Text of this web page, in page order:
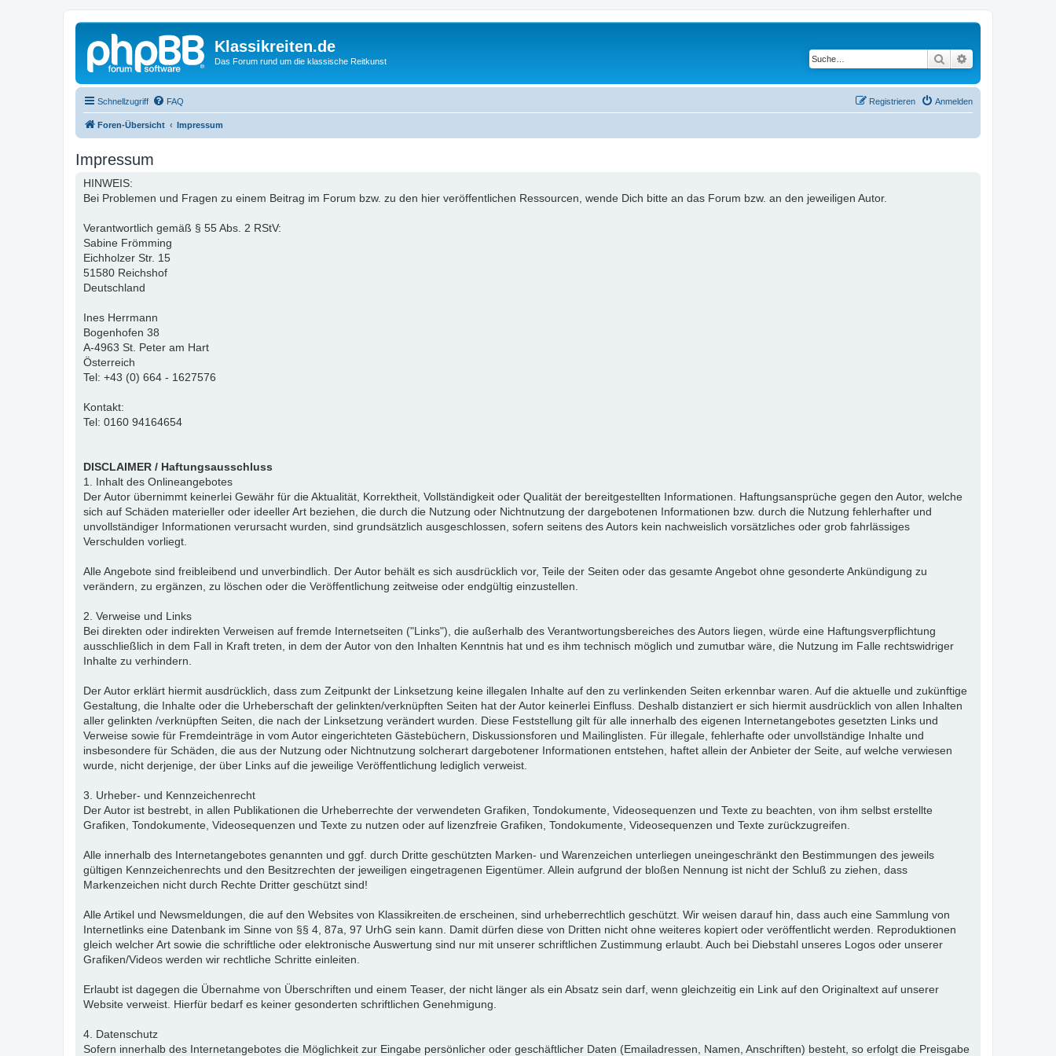
Klassikreiten.de
Das Forum rund um die klassische Reitkunst Suche
Schnellzugriff FAQ Anmelden
Registrieren
Foren-Übersicht Impressum
Impressum
HINWEIS:
Bei Problemen und Fragen zu einem Beitrag im Forum bzw. zu den hier veröffentlichen Ressourcen, wende Dich bitte an das Forum bzw. an den jeweiligen Autor.
Verantwortlich gemäß § 55 Abs. 2 RStV:
Sabine Frömming
Eichholzer Str. 15
51580 Reichshof
Deutschland
Ines Herrmann
Bogenhofen 38
A-4963 St. Peter am Hart
Österreich
Tel: +43 (0) 664 - 1627576
Kontakt:
Tel: 0160 94164654
DISCLAIMER / Haftungsausschluss
1. Inhalt des Onlineangebotes
Der Autor übernimmt keinerlei Gewähr für die Aktualität, Korrektheit, Vollständigkeit oder Qualität der bereitgestellten Informationen. Haftungsansprüche gegen den Autor, welche
sich auf Schäden materieller oder ideeller Art beziehen, die durch die Nutzung oder Nichtnutzung der dargebotenen Informationen bzw. durch die Nutzung fehlerhafter und
unvollständiger Informationen verursacht wurden, sind grundsätzlich ausgeschlossen, sofern seitens des Autors kein nachweislich vorsätzliches oder grob fahrlässiges
Verschulden vorliegt.
Alle Angebote sind freibleibend und unverbindlich. Der Autor behält es sich ausdrücklich vor, Teile der Seiten oder das gesamte Angebot ohne gesonderte Ankündigung zu
verändern, zu ergänzen, zu löschen oder die Veröffentlichung zeitweise oder endgültig einzustellen.
2. Verweise und Links
Bei direkten oder indirekten Verweisen auf fremde Internetseiten ("Links"), die außerhalb des Verantwortungsbereiches des Autors liegen, würde eine Haftungsverpflichtung
ausschließlich in dem Fall in Kraft treten, in dem der Autor von den Inhalten Kenntnis hat und es ihm technisch möglich und zumutbar wäre, die Nutzung im Falle rechtswidriger
Inhalte zu verhindern.
Der Autor erklärt hiermit ausdrücklich, dass zum Zeitpunkt der Linksetzung keine illegalen Inhalte auf den zu verlinkenden Seiten erkennbar waren. Auf die aktuelle und zukünftige
Gestaltung, die Inhalte oder die Urheberschaft der gelinkten/verknüpften Seiten hat der Autor keinerlei Einfluss. Deshalb distanziert er sich hiermit ausdrücklich von allen Inhalten
aller gelinkten /verknüpften Seiten, die nach der Linksetzung verändert wurden. Diese Feststellung gilt für alle innerhalb des eigenen Internetangebotes gesetzten Links und
Verweise sowie für Fremdeinträge in vom Autor eingerichteten Gästebüchern, Diskussionsforen und Mailinglisten. Für illegale, fehlerhafte oder unvollständige Inhalte und
insbesondere für Schäden, die aus der Nutzung oder Nichtnutzung solcherart dargebotener Informationen entstehen, haftet allein der Anbieter der Seite, auf welche verwiesen
wurde, nicht derjenige, der über Links auf die jeweilige Veröffentlichung lediglich verweist.
3. Urheber- und Kennzeichenrecht
Der Autor ist bestrebt, in allen Publikationen die Urheberrechte der verwendeten Grafiken, Tondokumente, Videosequenzen und Texte zu beachten, von ihm selbst erstellte
Grafiken, Tondokumente, Videosequenzen und Texte zu nutzen oder auf lizenzfreie Grafiken, Tondokumente, Videosequenzen und Texte zurückzugreifen.
Alle innerhalb des Internetangebotes genannten und ggf. durch Dritte geschützten Marken- und Warenzeichen unterliegen uneingeschränkt den Bestimmungen des jeweils
gültigen Kennzeichenrechts und den Besitzrechten der jeweiligen eingetragenen Eigentümer. Allein aufgrund der bloßen Nennung ist nicht der Schluß zu ziehen, dass
Markenzeichen nicht durch Rechte Dritter geschützt sind!
Alle Artikel und Newsmeldungen, die auf den Websites von Klassikreiten.de erscheinen, sind urheberrechtlich geschützt. Wir weisen darauf hin, dass auch eine Sammlung von
Internetlinks eine Datenbank im Sinne von §§ 4, 87a, 97 UrhG sein kann. Damit dürfen diese von Dritten nicht ohne weiteres kopiert oder veröffentlicht werden. Reproduktionen
gleich welcher Art sowie die schriftliche oder elektronische Auswertung sind nur mit unserer schriftlichen Zustimmung erlaubt. Auch bei Diebstahl unseres Logos oder unserer
Grafiken/Videos werden wir rechtliche Schritte einleiten.
Erlaubt ist dagegen die Übernahme von Überschriften und einem Teaser, der nicht länger als ein Absatz sein darf, wenn gleichzeitig ein Link auf den Originaltext auf unserer
Website verweist. Hierfür bedarf es keiner gesonderten schriftlichen Genehmigung.
4. Datenschutz
Sofern innerhalb des Internetangebotes die Möglichkeit zur Eingabe persönlicher oder geschäftlicher Daten (Emailadressen, Namen, Anschriften) besteht, so erfolgt die Preisgabe